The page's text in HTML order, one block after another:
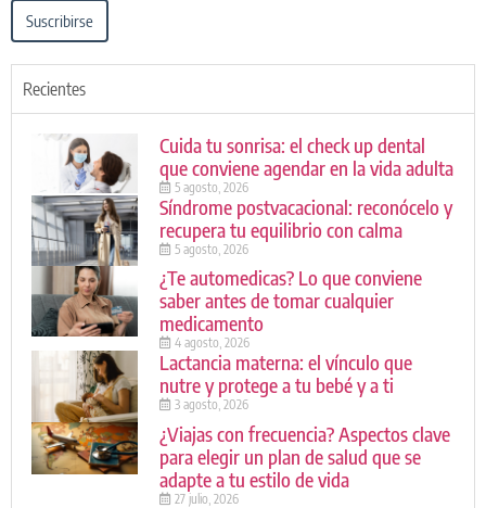
Suscribirse
Recientes
Cuida tu sonrisa: el check up dental
que conviene agendar en la vida adulta
5 agosto, 2026
Síndrome postvacacional: reconócelo y
recupera tu equilibrio con calma
5 agosto, 2026
¿Te automedicas? Lo que conviene
saber antes de tomar cualquier
medicamento
4 agosto, 2026
Lactancia materna: el vínculo que
nutre y protege a tu bebé y a ti
3 agosto, 2026
¿Viajas con frecuencia? Aspectos clave
para elegir un plan de salud que se
adapte a tu estilo de vida
27 julio, 2026